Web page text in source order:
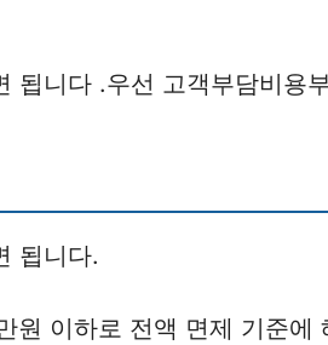
됩니다 .우선 고객부담비용
됩니다.
원 이하로 전액 면제 기준에